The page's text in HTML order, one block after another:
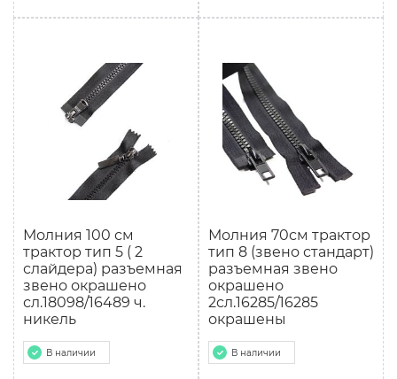
Молния 100 см
трактор тип 5 ( 2
слайдера) разъемная
звено окрашено
сл.18098/16489 ч.
никель
В наличии
Молния 70см трактор
тип 8 (звено стандарт)
разъемная звено
окрашено
2сл.16285/16285
окрашены
В наличии